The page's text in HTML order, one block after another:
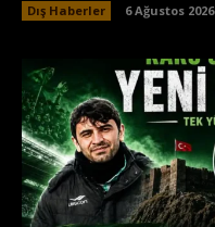
Dış Haberler 6 Ağustos 2026